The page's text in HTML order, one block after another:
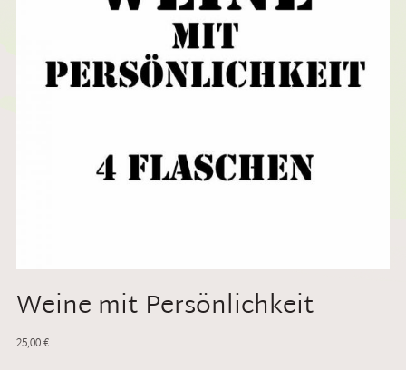
Weine mit Persönlichkeit
25,00€